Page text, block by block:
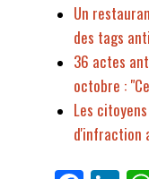
Un
des tags
36 actes
octobre :
Les
d'infraction